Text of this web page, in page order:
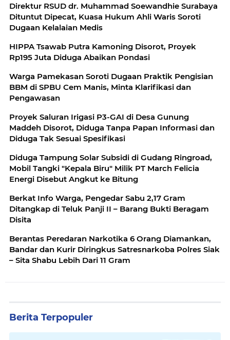
Direktur RSUD dr. Muhammad Soewandhie Surabaya
Dituntut Dipecat, Kuasa Hukum Ahli Waris Soroti
Dugaan Kelalaian Medis
HIPPA Tsawab Putra Kamoning Disorot, Proyek
Rp195 Juta Diduga Abaikan Pondasi
Warga Pamekasan Soroti Dugaan Praktik Pengisian
BBM di SPBU Cem Manis, Minta Klarifikasi dan
Pengawasan
Proyek Saluran Irigasi P3-GAI di Desa Gunung
Maddeh Disorot, Diduga Tanpa Papan Informasi dan
Diduga Tak Sesuai Spesifikasi
Diduga Tampung Solar Subsidi di Gudang Ringroad,
Mobil Tangki "Kepala Biru" Milik PT March Felicia
Energi Disebut Angkut ke Bitung
Berkat Info Warga, Pengedar Sabu 2,17 Gram
Ditangkap di Teluk Panji II – Barang Bukti Beragam
Disita
Berantas Peredaran Narkotika 6 Orang Diamankan,
Bandar dan Kurir Diringkus Satresnarkoba Polres Siak
– Sita Shabu Lebih Dari 11 Gram
Berita Terpopuler